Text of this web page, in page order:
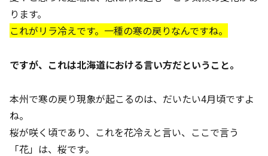
ります。
これがリラ冷えです。一種の寒の戻りなんですね。
ですが、これは北海道における言い方だということ。
本州で寒の戻り現象が起こるのは、だいたい4月頃ですよ
ね。
桜が咲く頃であり、これを花冷えと言い、ここで言う
「花」は、桜です。